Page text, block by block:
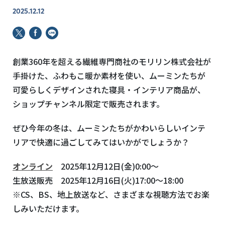
2025.12.12
創業360年を超える繊維専門商社のモリリン株式会社が
手掛けた、ふわもこ暖か素材を使い、ムーミンたちが
可愛らしくデザインされた寝具・インテリア商品が、
ショップチャンネル限定で販売されます。
ぜひ今年の冬は、ムーミンたちがかわいらしいインテ
リアで快適に過ごしてみてはいかがでしょうか？
オンライン 2025年12月12日(金)0:00～
生放送販売 2025年12月16日(火)17:00～18:00
※CS、BS、地上放送など、さまざまな視聴方法でお楽
しみいただけます。